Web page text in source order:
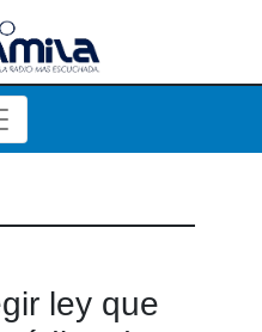
ley que